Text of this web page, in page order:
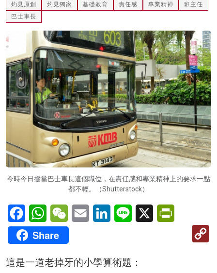
灼見活動
關於我們
灼見原創 灼見獨家 基礎教育 責任感 專業精神
班主任
巴士車長
今時今日擔當巴士車長這個職位，在責任感和專業精神上的要求一點
都不輕。（Shutterstock）
FacebookWhatsAppWeChatEmail LinkedInLine X
Share
這是一道老掉牙的小學算術題：